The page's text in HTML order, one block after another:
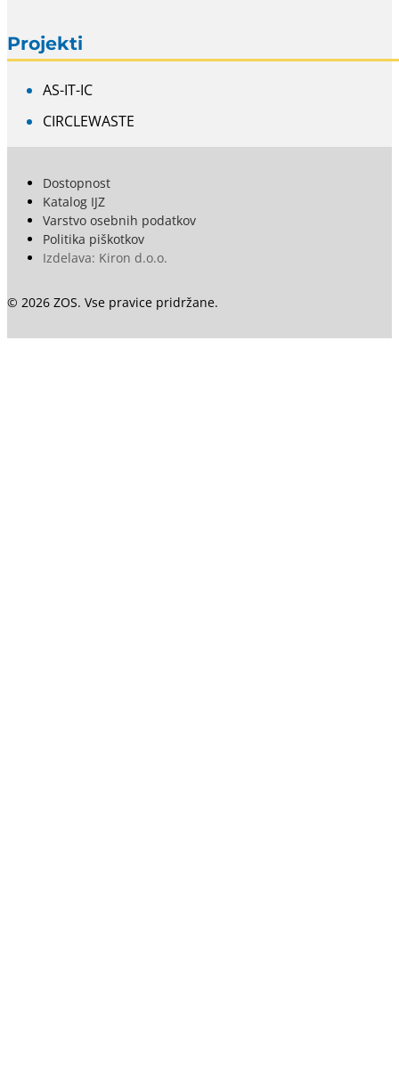
Projekti
AS-IT-IC
CIRCLEWASTE
© 2026 ZOS. Vse pravice pridržane.
Dostopnost
Katalog IJZ
Varstvo osebnih podatkov
Politika piškotkov
Izdelava: Kiron d.o.o.